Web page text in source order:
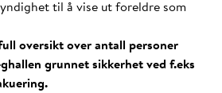
til å vise ut foreldre som
oversikt over antall personer
grunnet sikkerhet ved f.eks